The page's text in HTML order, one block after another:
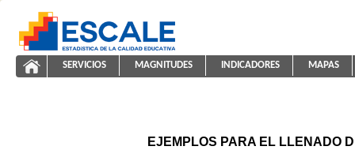
ESCALE - Unidad de Estadística Educativa
ayuda2011
NAVEGACIÓN
SERVICIOS MAGNITUDES INDICADORES MAPAS
EJEMPLOS PARA EL LLENADO